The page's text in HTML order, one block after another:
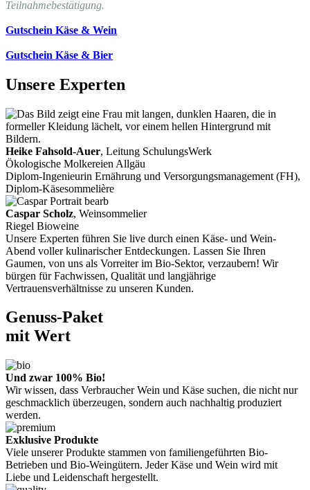
Teilnahmebestätigung.
Gutschein Käse & Wein
Gutschein Käse & Bier
Unsere Experten
Heike Fahsold-Auer, Leitung SchulungsWerk
Ökologische Molkereien Allgäu
Diplom-Ingenieurin Ernährung und Versorgungsmanagement (FH),
Diplom-Käsesommelière
Caspar Scholz, Weinsommelier
Riegel Bioweine
Unsere Experten führen Sie live durch einen Käse- und Wein-
Abend voller kulinarischer Entdeckungen. Lassen Sie Ihren
Gaumen, von uns als Vorreiter im Bio-Sektor, verzaubern! Wir
bürgen für Fachwissen, Qualität und langjährige
Vertrauensverhältnisse zu unseren Kunden.
Genuss-Paket
mit Wert
Und zwar 100% Bio!
Wir wissen, dass Verbraucher Wein und Käse suchen, die nicht nur
geschmacklich überzeugen, sondern auch nachhaltig produziert
werden.
Exklusive Produkte
Viele unserer Produkte stammen von familiengeführten Bio-
Betrieben und Bio-Weingütern. Jeder Käse und Wein wird mit
Liebe und Leidenschaft hergestellt.